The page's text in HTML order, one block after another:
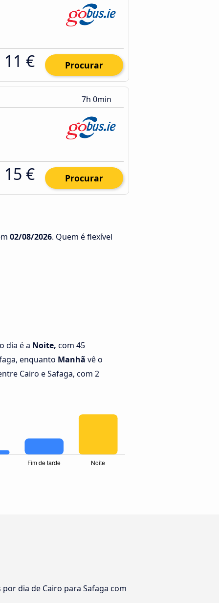
11 € Procurar
7h 0min
15 € Procurar
02/08/2026. Quem é flexível
dia é a Noite, com 45
enquanto Manhã vê o
Cairo e Safaga, com 2
dia de Cairo para Safaga com